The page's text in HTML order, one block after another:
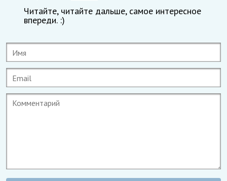
Читайте, читайте дальше, самое интересное
впереди. :)